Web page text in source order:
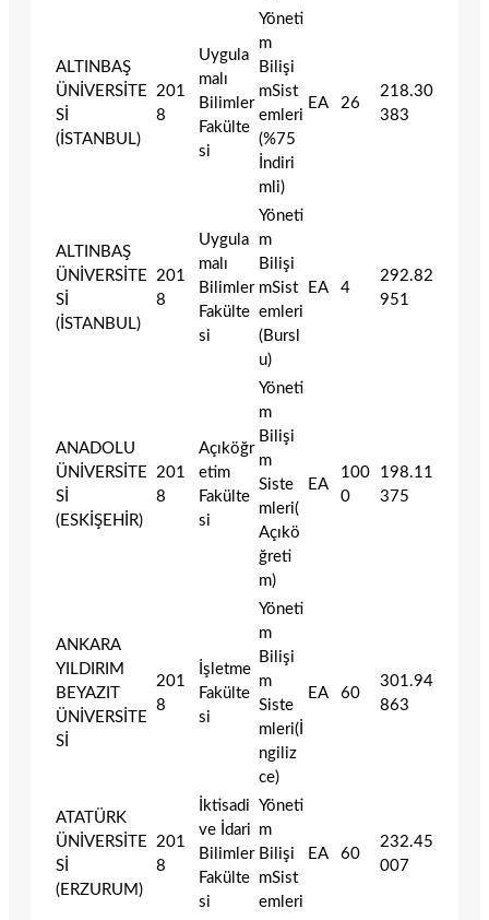
ALTINBAŞ
ÜNİVERSİTE
Sİ
(İSTANBUL)
201
8
Uygula
malı
Bilimler
Fakülte
si
Yöneti
m
Bilişi
mSist
emleri
(%75
İndiri
mli)
EA 26
218.30
383
ALTINBAŞ
ÜNİVERSİTE
Sİ
(İSTANBUL)
201
8
Uygula
malı
Bilimler
Fakülte
si
Yöneti
m
Bilişi
mSist
emleri
(Bursl
u)
EA 4
292.82
951
ANADOLU
ÜNİVERSİTE
Sİ
(ESKİŞEHİR)
201
8
Açıköğr
etim
Fakülte
si
Yöneti
m
Bilişi
m
Siste
mleri(
Açıkö
ğreti
m)
EA
100
0
198.11
375
ANKARA
YILDIRIM
BEYAZIT
ÜNİVERSİTE
Sİ
201
8
İşletme
Fakülte
si
Yöneti
m
Bilişi
m
Siste
mleri(İ
ngiliz
ce)
EA 60
301.94
863
ATATÜRK
ÜNİVERSİTE
Sİ
(ERZURUM)
201
8
İktisadi
ve İdari
Bilimler
Fakülte
si
Yöneti
m
Bilişi
mSist
emleri
EA 60
232.45
007